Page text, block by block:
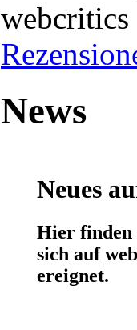
News
Neues
Hier finden
sich auf
ereignet.